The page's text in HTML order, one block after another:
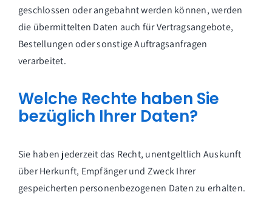
geschlossen oder angebahnt werden können, werden
die übermittelten Daten auch für Vertragsangebote,
Bestellungen oder sonstige Auftragsanfragen
verarbeitet.
Welche Rechte haben Sie
bezüglich Ihrer Daten?
Sie haben jederzeit das Recht, unentgeltlich Auskunft
über Herkunft, Empfänger und Zweck Ihrer
gespeicherten personenbezogenen Daten zu erhalten.